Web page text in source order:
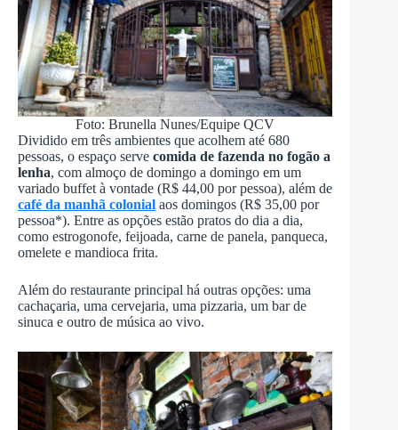
Foto: Brunella Nunes/Equipe QCV
Dividido em três ambientes que acolhem até 680
pessoas, o espaço serve comida de fazenda no fogão a
lenha, com almoço de domingo a domingo em um
variado buffet à vontade (R$ 44,00 por pessoa), além de
café da manhã colonial aos domingos (R$ 35,00 por
pessoa*). Entre as opções estão pratos do dia a dia,
como estrogonofe, feijoada, carne de panela, panqueca,
omelete e mandioca frita.
Além do restaurante principal há outras opções: uma
cachaçaria, uma cervejaria, uma pizzaria, um bar de
sinuca e outro de música ao vivo.